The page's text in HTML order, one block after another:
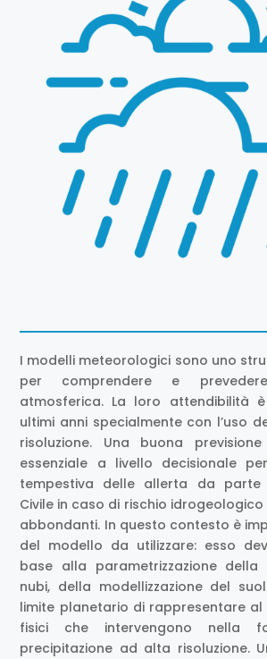
I modelli meteorologici sono uno
per comprendere e
atmosferica. La loro attendibilità
ultimi anni specialmente con l’uso
risoluzione. Una buona
essenziale a livello decisionale
tempestiva delle allerta da parte
Civile in caso di rischio
abbondanti. In questo contesto è
del modello da utilizzare: esso
base alla parametrizzazione della
nubi, della modellizzazione del
limite planetario di rappresentare al
fisici che intervengono nella
precipitazione ad alta risoluzione.